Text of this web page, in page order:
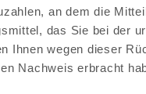
an dem die
das Sie bei der
wegen dieser
Nachweis erbracht